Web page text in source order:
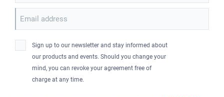
Email address
Sign up to our newsletter and stay informed about
our products and events. Should you change your
mind, you can revoke your agreement free of
charge at any time.